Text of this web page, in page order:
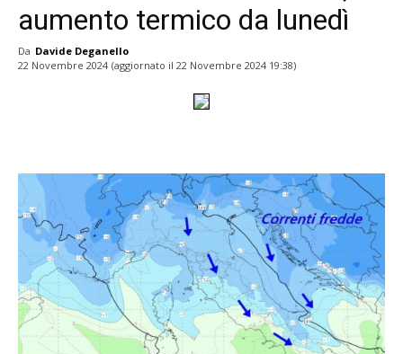
aumento termico da lunedì
Da Davide Deganello
22 Novembre 2024 (aggiornato il 22 Novembre 2024 19:38)